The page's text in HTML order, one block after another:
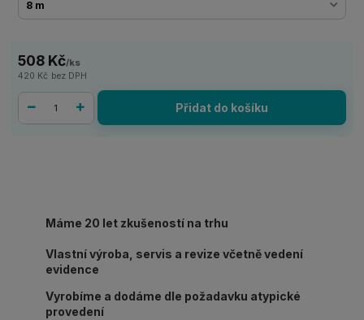
508 Kč/ks
420 Kč bez DPH
Přidat do košíku
Máme 20 let zkušeností na trhu
Vlastní výroba, servis a revize včetně vedení
evidence
Vyrobíme a dodáme dle požadavku atypické
provedení